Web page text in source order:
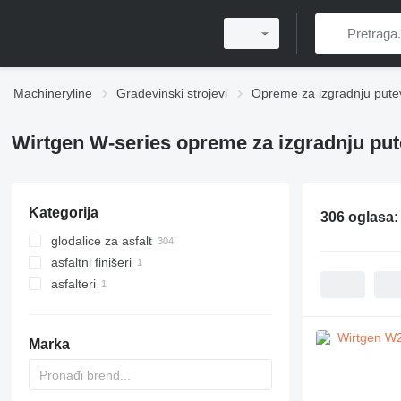
Machineryline Građevinski strojevi Opreme za izgradnju
Wirtgen W-series opreme za izgradnju
Kategorija
glodalice za asfalt
asfaltni finišeri
asfaltni finišeri točkaši
asfalteri
Marka
306 oglasa: